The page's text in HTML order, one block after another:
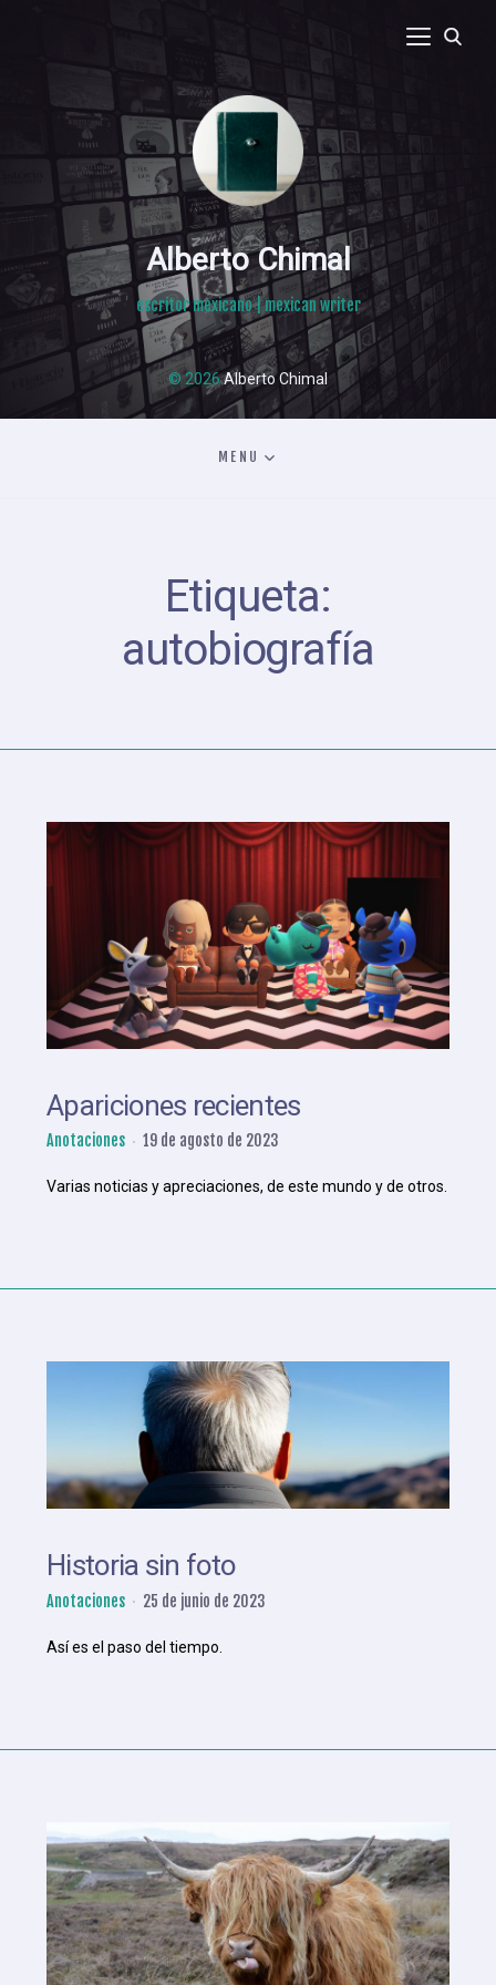
Alberto Chimal
escritor mexicano | mexican writer
© 2026Alberto Chimal
MENU
Etiqueta:
autobiografía
Apariciones recientes
Anotaciones 19 de agosto de 2023
Varias noticias y apreciaciones, de este mundo y de otros.
Historia sin foto
Anotaciones 25 de junio de 2023
Así es el paso del tiempo.